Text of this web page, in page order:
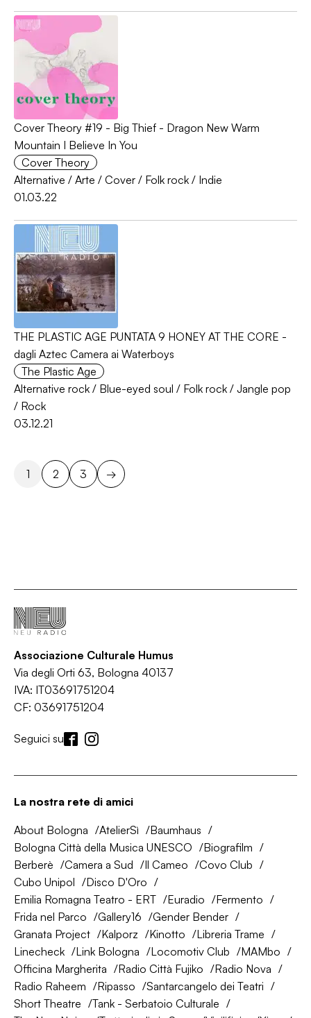
Cover Theory #19 - Big Thief - Dragon New Warm
Mountain I Believe In You
Cover Theory
Alternative / Arte / Cover / Folk rock / Indie
01.03.22
THE PLASTIC AGE PUNTATA 9 HONEY AT THE CORE -
dagli Aztec Camera ai Waterboys
The Plastic Age
Alternative rock / Blue-eyed soul / Folk rock / Jangle pop
/ Rock
03.12.21
1 2 3 →
Associazione Culturale Humus
Via degli Orti 63, Bologna 40137
IVA: IT03691751204
CF: 03691751204
Seguici su
La nostra rete di amici
About Bologna AtelierSì
Baumhaus
Bologna Città della Musica UNESCO
Biografilm
Berberè
Camera a Sud Il Cameo
Covo Club
Cubo Unipol
Disco D'Oro
Emilia Romagna Teatro - ERT
Euradio
Fermento
Frida nel Parco
Gallery16
Gender Bender
Granata Project
Kalporz Kinotto
Libreria Trame
Linecheck
Link Bologna Locomotiv Club
MAMbo
Officina Margherita
Radio Città Fujiko
Radio Nova
Radio Raheem
Ripasso
Santarcangelo dei Teatri
Short Theatre
Tank - Serbatoio Culturale